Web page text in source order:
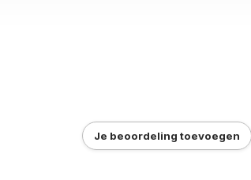
Je beoordeling toevoegen